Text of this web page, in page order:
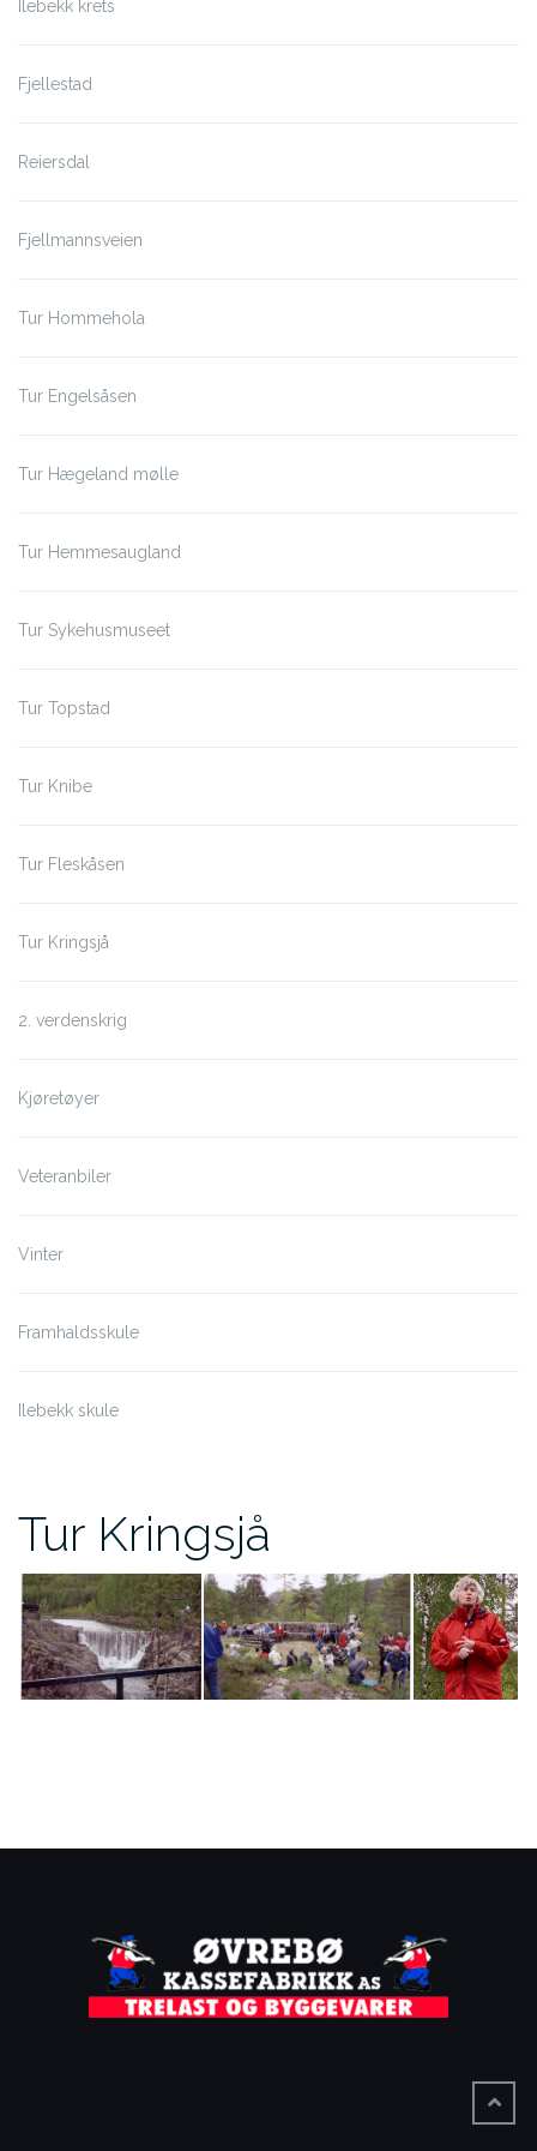
Ilebekk krets
Fjellestad
Reiersdal
Fjellmannsveien
Tur Hommehola
Tur Engelsåsen
Tur Hægeland mølle
Tur Hemmesaugland
Tur Sykehusmuseet
Tur Topstad
Tur Knibe
Tur Fleskåsen
Tur Kringsjå
2. verdenskrig
Kjøretøyer
Veteranbiler
Vinter
Framhaldsskule
Ilebekk skule
Tur Kringsjå